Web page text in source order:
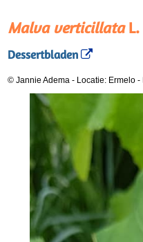
Malva verticillataL.
Dessertbladen
© Jannie Adema - Locatie: Ermelo -